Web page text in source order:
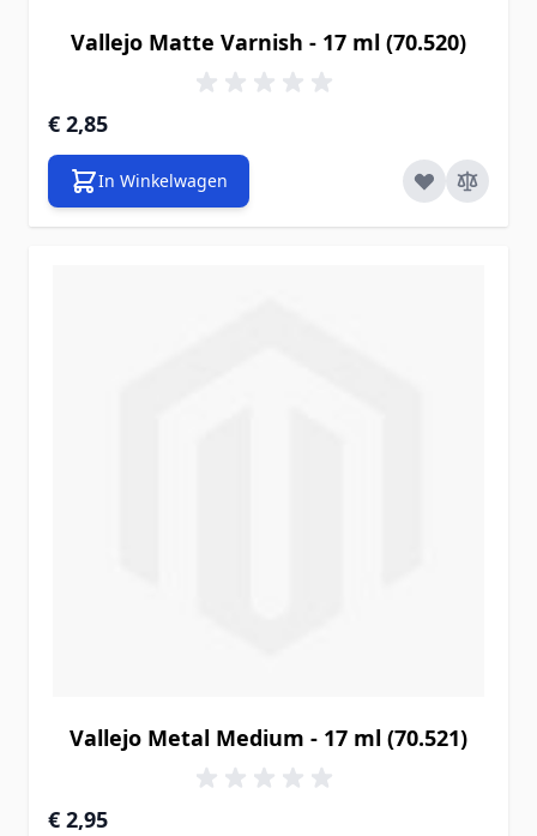
Vallejo Matte Varnish - 17 ml (70.520)
€ 2,85
In Winkelwagen
Vallejo Metal Medium - 17 ml (70.521)
€ 2,95